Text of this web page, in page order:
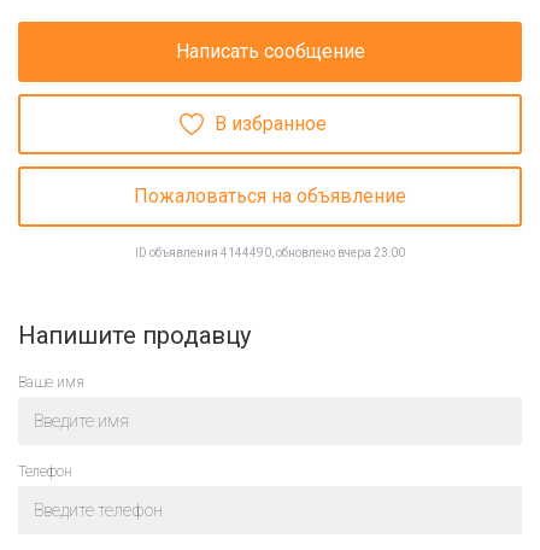
Написать сообщение
В избранное
Пожаловаться на объявление
ID объявления 4144490, обновлено вчера 23:00
Напишите продавцу
Ваше имя
Телефон